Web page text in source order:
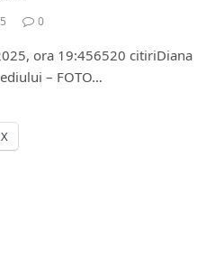
0
ora 19:456520 citiriDiana
– FOTO…
X